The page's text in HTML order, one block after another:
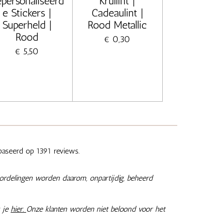
e Stickers |
Superheld |
Rood
€ 5,50
Cadeaulint |
Rood Metallic
€ 0,30
op 1391 reviews.
worden daarom, onpartijdig, beheerd
je hier. Onze klanten worden niet beloond voor het